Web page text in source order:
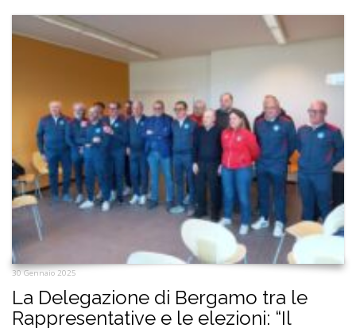
30 Gennaio 2025
La Delegazione di Bergamo tra le
Rappresentative e le elezioni: “Il